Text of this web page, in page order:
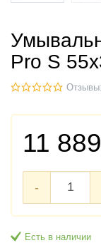
Pro S
11 889
-
Есть в наличии